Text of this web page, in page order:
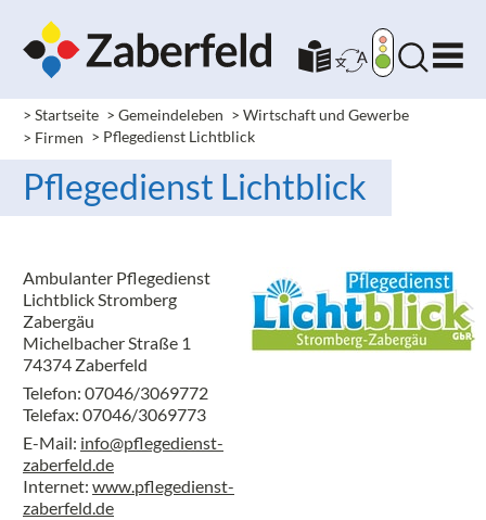
> Startseite > Gemeindeleben > Wirtschaft und Gewerbe
> Firmen > Pflegedienst Lichtblick
Pflegedienst Lichtblick
Ambulanter Pflegedienst
Lichtblick Stromberg
Zabergäu
Michelbacher Straße 1
74374 Zaberfeld
Telefon: 07046/3069772
Telefax: 07046/3069773
E-Mail: info@pflegedienst-
zaberfeld.de
Internet: www.pflegedienst-
zaberfeld.de